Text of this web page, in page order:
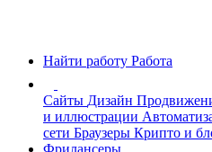
Найти работу Работа
Сайты Дизайн
и иллюстрации
сети Браузеры Крипто и
Фрилансеры